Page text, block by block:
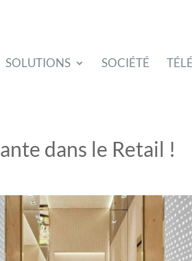
SOLUTIONS SOCIÉTÉ
dans le Retail !